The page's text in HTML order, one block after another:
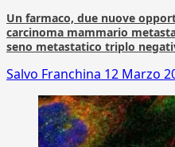
Un farmaco, due nuove
carcinoma mammario
seno metastatico triplo
Salvo Franchina 12 Marzo